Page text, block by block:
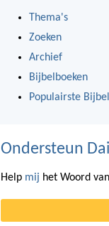
Thema's
Zoeken
Archief
Bijbelboeken
Populairste
Ondersteun
Help mij het Woord